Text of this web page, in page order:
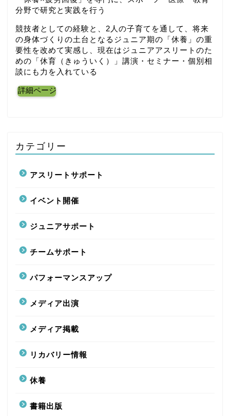
分野で研究と実践を行う
競技者としての経験と、2人の子育てを通して、将来
の身体づくりの土台となるジュニア期の「休養」の重
要性を改めて実感し、現在はジュニアアスリートのた
めの「休育（きゅういく）」講演・セミナー・個別相
談にも力を入れている
詳細ページ
カテゴリー
アスリートサポート
イベント開催
ジュニアサポート
チームサポート
パフォーマンスアップ
メディア出演
メディア掲載
リカバリー情報
休養
書籍出版